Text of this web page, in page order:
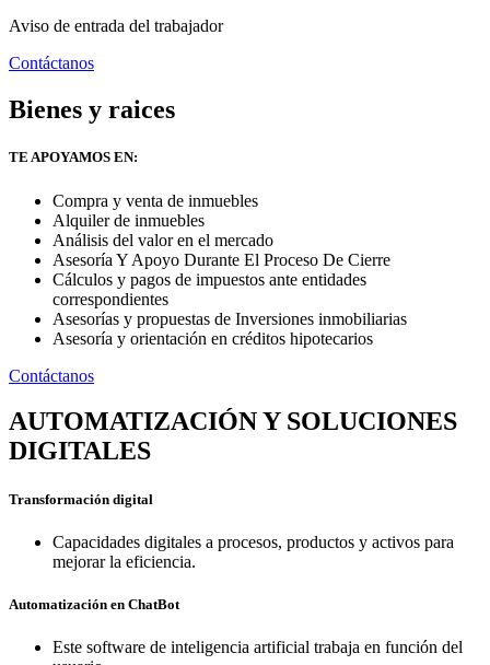
Aviso de entrada del trabajador
Contáctanos
Bienes y raices
TE APOYAMOS EN:
Compra y venta de inmuebles
Alquiler de inmuebles
Análisis del valor en el mercado
Asesoría Y Apoyo Durante El Proceso De Cierre
Cálculos y pagos de impuestos ante entidades
correspondientes
Asesorías y propuestas de Inversiones inmobiliarias
Asesoría y orientación en créditos hipotecarios
Contáctanos
AUTOMATIZACIÓN Y SOLUCIONES
DIGITALES
Transformación digital
Capacidades digitales a procesos, productos y activos para
mejorar la eficiencia.
Automatización en ChatBot
Este software de inteligencia artificial trabaja en función del